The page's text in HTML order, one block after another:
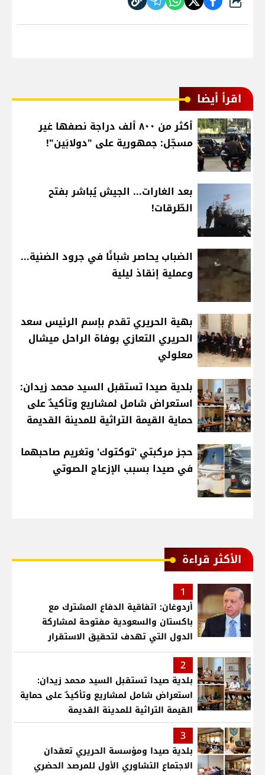
شارك
اقرأ أيضا
أكثر من ٨٠٠ ألف دراجة نصفها غير
مسجّل: جمهورية على "دولابَين"!
بعد الغارات... الجيش يُباشر بفتح
الطّرقات!
الضباب يحاصر شبانًا في جرود الضنية...
وعملية إنقاذ ليلية
بهية الحريري تقدم بإسم الرئيس سعد
الحريري التعازي بوفاة الراحل ميشال
معلولي
بلدية صيدا تستقبل السيد محمد زيدان:
استعراض شامل لمشاريع وتأكيدٌ على
حماية القيمة التراثية للمدينة القديمة
حجز مركبتي 'توكتوك' وتغريم صاحبهما
في صيدا بسبب الإزعاج الصوتي
الأكثر قراءة
1
أردوغان: اتفاقية الدفاع المشترك مع
باكستان والسعودية مفتوحة لمشاركة
الدول التي تهدف لتحقيق الاستقرار
بمنطقتنا
2
بلدية صيدا تستقبل السيد محمد زيدان:
استعراض شامل لمشاريع وتأكيدٌ على حماية
القيمة التراثية للمدينة القديمة
3
بلدية صيدا ومؤسسة الحريري تعقدان
الاجتماع التشاوري الأول للمرصد الحضري